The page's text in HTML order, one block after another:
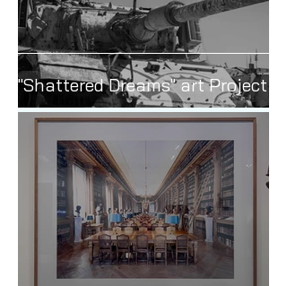
"Shattered Dreams" art Project